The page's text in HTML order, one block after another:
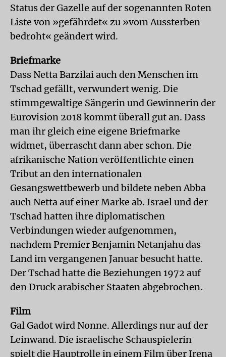
Status der Gazelle auf der sogenannten Roten
Liste von »gefährdet« zu »vom Aussterben
bedroht« geändert wird.
Briefmarke
Dass Netta Barzilai auch den Menschen im
Tschad gefällt, verwundert wenig. Die
stimmgewaltige Sängerin und Gewinnerin der
Eurovision 2018 kommt überall gut an. Dass
man ihr gleich eine eigene Briefmarke
widmet, überrascht dann aber schon. Die
afrikanische Nation veröffentlichte einen
Tribut an den internationalen
Gesangswettbewerb und bildete neben Abba
auch Netta auf einer Marke ab. Israel und der
Tschad hatten ihre diplomatischen
Verbindungen wieder aufgenommen,
nachdem Premier Benjamin Netanjahu das
Land im vergangenen Januar besucht hatte.
Der Tschad hatte die Beziehungen 1972 auf
den Druck arabischer Staaten abgebrochen.
Film
Gal Gadot wird Nonne. Allerdings nur auf der
Leinwand. Die israelische Schauspielerin
spielt die Hauptrolle in einem Film über Irena